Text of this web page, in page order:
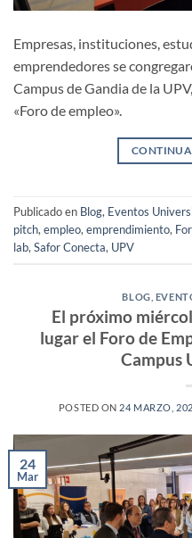
Empresas, instituciones,
emprendedores se
Campus de Gandia de la
«Foro de empleo».
Publicado en Blog, Eventos
pitch, empleo, emprendimiento,
lab, Safor Conecta, UPV
BLOG
El próximo
lugar el Foro de
Campus
POSTED ON 24 MARZO,
24
Mar